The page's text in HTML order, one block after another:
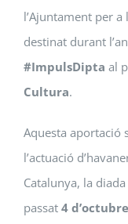
l’Ajuntament per a
destinat durant
#ImpulsDipta al
Cultura.
Aquesta aportació
l’actuació
Catalunya, la
passat 4 d’octubre